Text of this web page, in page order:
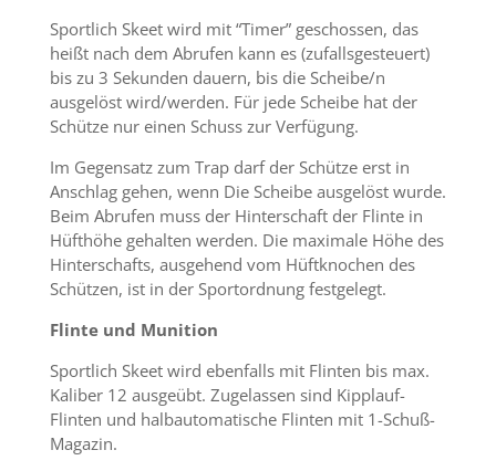
Sportlich Skeet wird mit “Timer” geschossen, das
heißt nach dem Abrufen kann es (zufallsgesteuert)
bis zu 3 Sekunden dauern, bis die Scheibe/n
ausgelöst wird/werden. Für jede Scheibe hat der
Schütze nur einen Schuss zur Verfügung.
Im Gegensatz zum Trap darf der Schütze erst in
Anschlag gehen, wenn Die Scheibe ausgelöst wurde.
Beim Abrufen muss der Hinterschaft der Flinte in
Hüfthöhe gehalten werden. Die maximale Höhe des
Hinterschafts, ausgehend vom Hüftknochen des
Schützen, ist in der Sportordnung festgelegt.
Flinte und Munition
Sportlich Skeet wird ebenfalls mit Flinten bis max.
Kaliber 12 ausgeübt. Zugelassen sind Kipplauf-
Flinten und halbautomatische Flinten mit 1-Schuß-
Magazin.